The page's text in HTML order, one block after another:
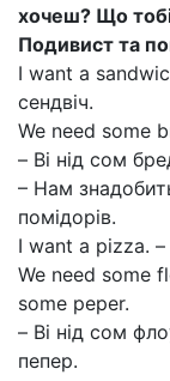
хочеш? Що тобі
Подивист та
I want a
сендвіч.
We need some
– Ві нід сом
– Нам
помідорів.
I want a pizza. –
We need some
some peper.
– Ві нід сом
пепер.